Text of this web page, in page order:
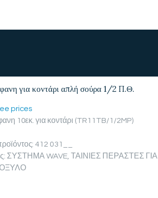
για κοντάρι απλή σούρα 1/2 Π.Θ.
prices
10εκ. για κοντάρι (TR11TB/1/2MP)
412 031__
ΣΥΣΤΗΜΑ WAVE, ΤΑΙΝΙΕΣ ΠΕΡΑΣΤΕΣ ΓΙΑ